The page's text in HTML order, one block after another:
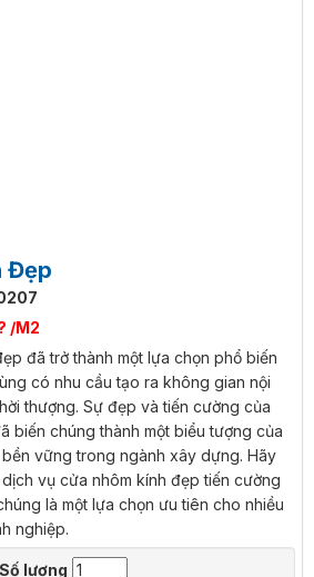
Đẹp
/M2
đã trở thành một lựa chọn phổ biến
có nhu cầu tạo ra không gian nội
thượng. Sự đẹp và tiến cường của
biến chúng thành một biểu tượng của
vững trong ngành xây dựng. Hãy
vụ cửa nhôm kính đẹp tiến cường
là một lựa chọn ưu tiên cho nhiều
nghiệp.
Số lượng